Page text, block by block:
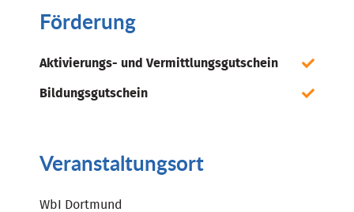
Förderung
Aktivierungs- und Vermittlungsgutschein
Bildungsgutschein
Veranstaltungsort
WbI Dortmund